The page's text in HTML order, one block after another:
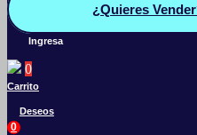
¿Quieres
Ingresa
0
Carrito
Deseos
0